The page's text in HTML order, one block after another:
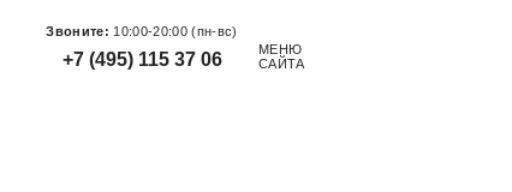
Звоните: 10:00-20:00 (пн-вс)
+7 (495) 115 37 06
МЕНЮ
САЙТА